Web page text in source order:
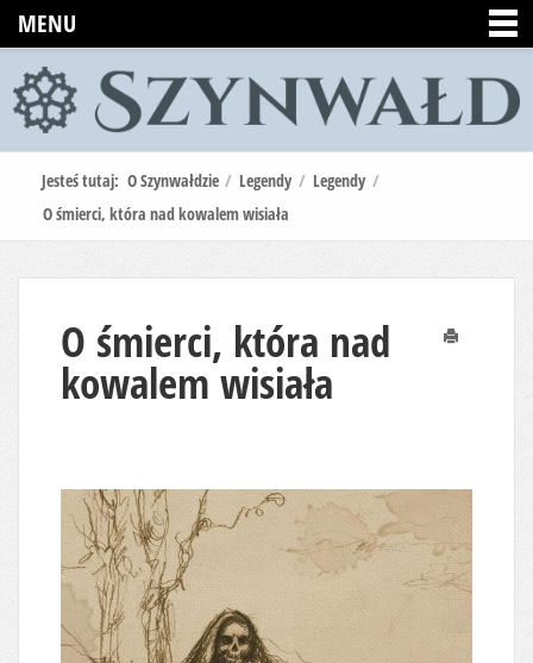
MENU
Jesteś tutaj: O Szynwałdzie / Legendy / Legendy /
O śmierci, która nad kowalem wisiała
O śmierci, która nad
kowalem wisiała